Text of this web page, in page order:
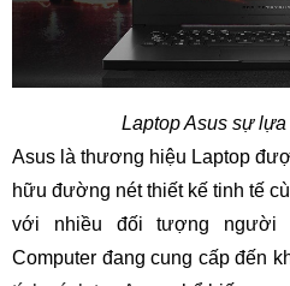
Laptop Asus sự
Asus là thương hiệu Laptop
hữu đường nét thiết kế tinh tế
với nhiều đối tượng người
Computer đang cung cấp đến